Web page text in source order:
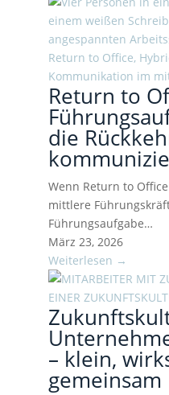
Return to
die
Wenn Return to
mittlere
Führungsaufgabe…
März 23, 2026
Weiterlesen →
– klein,
gemeinsam